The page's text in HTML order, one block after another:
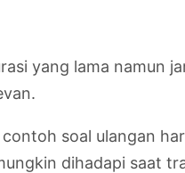
yang lama namun
soal ulangan
dihadapi saat